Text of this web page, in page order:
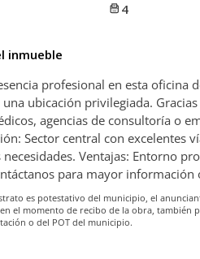
4
inmueble
profesional en esta oficina
ubicación privilegiada.
agencias de consultoría o
Sector central con excelentes
necesidades. Ventajas: Entorno
para mayor información
es potestativo del municipio, el
el momento de recibo de la obra,
o del POT del municipio.